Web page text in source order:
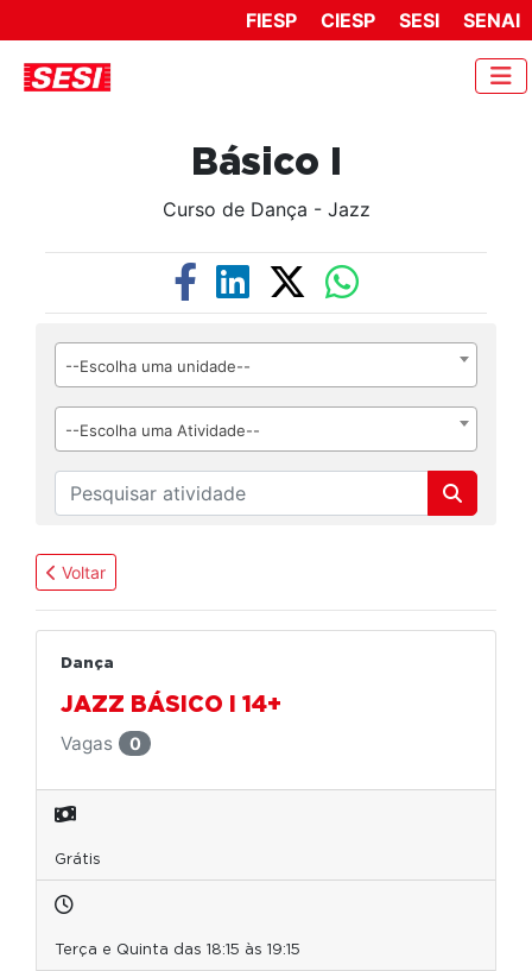
FIESP CIESP SESI SENAI
Básico I
Curso de Dança - Jazz
--Escolha uma unidade--
--Escolha uma Atividade--
Voltar
Dança
JAZZ BÁSICO I 14+
Vagas
0
Grátis
Terça e Quinta das 18:15 às 19:15